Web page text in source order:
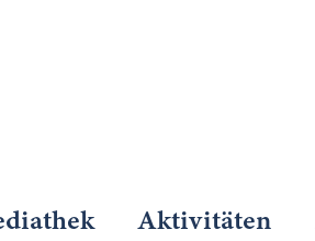
Aktivitäten